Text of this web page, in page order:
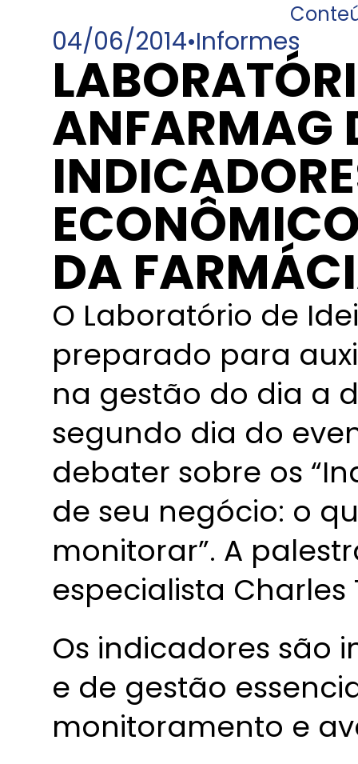
04/06/2014•Informes
ANFARMAG
DA
O Laboratório de
preparado para
na gestão do dia a
segundo dia do
debater sobre os
de seu negócio: o
monitorar”. A
especialista Charles
Os indicadores são
e de gestão
monitoramento e